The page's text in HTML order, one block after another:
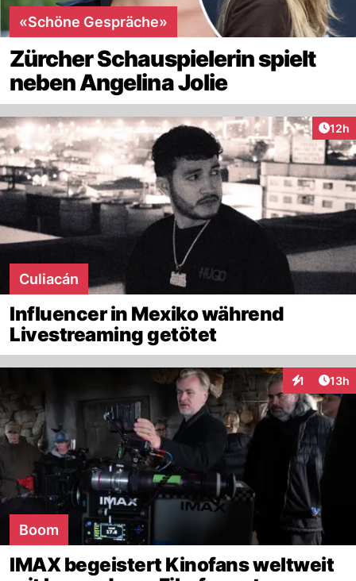
«Schöne Gespräche»
Zürcher Schauspielerin spielt
neben Angelina Jolie
12h
Culiacán
Influencer in Mexiko während
Livestreaming getötet
1 13h
Boom
IMAX begeistert Kinofans weltweit